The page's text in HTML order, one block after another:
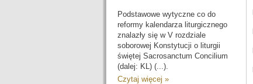
Podstawowe wytyczne co do
reformy kalendarza liturgicznego
znalazły się w V rozdziale
soborowej Konstytucji o liturgii
świętej Sacrosanctum Concilium
(dalej: KL) (...).
Czytaj więcej »